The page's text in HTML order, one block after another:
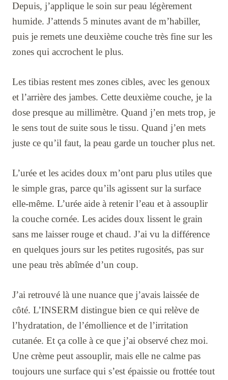
Depuis, j’applique le soin sur peau légèrement
humide. J’attends 5 minutes avant de m’habiller,
puis je remets une deuxième couche très fine sur les
zones qui accrochent le plus.
Les tibias restent mes zones cibles, avec les genoux
et l’arrière des jambes. Cette deuxième couche, je la
dose presque au millimètre. Quand j’en mets trop, je
le sens tout de suite sous le tissu. Quand j’en mets
juste ce qu’il faut, la peau garde un toucher plus net.
L’urée et les acides doux m’ont paru plus utiles que
le simple gras, parce qu’ils agissent sur la surface
elle-même. L’urée aide à retenir l’eau et à assouplir
la couche cornée. Les acides doux lissent le grain
sans me laisser rouge et chaud. J’ai vu la différence
en quelques jours sur les petites rugosités, pas sur
une peau très abîmée d’un coup.
J’ai retrouvé là une nuance que j’avais laissée de
côté. L’INSERM distingue bien ce qui relève de
l’hydratation, de l’émollience et de l’irritation
cutanée. Et ça colle à ce que j’ai observé chez moi.
Une crème peut assouplir, mais elle ne calme pas
toujours une surface qui s’est épaissie ou frottée tout